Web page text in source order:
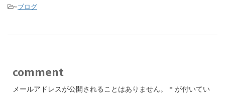
o
k
-ブログ
comment
メールアドレスが公開されることはありません。 * が付いてい